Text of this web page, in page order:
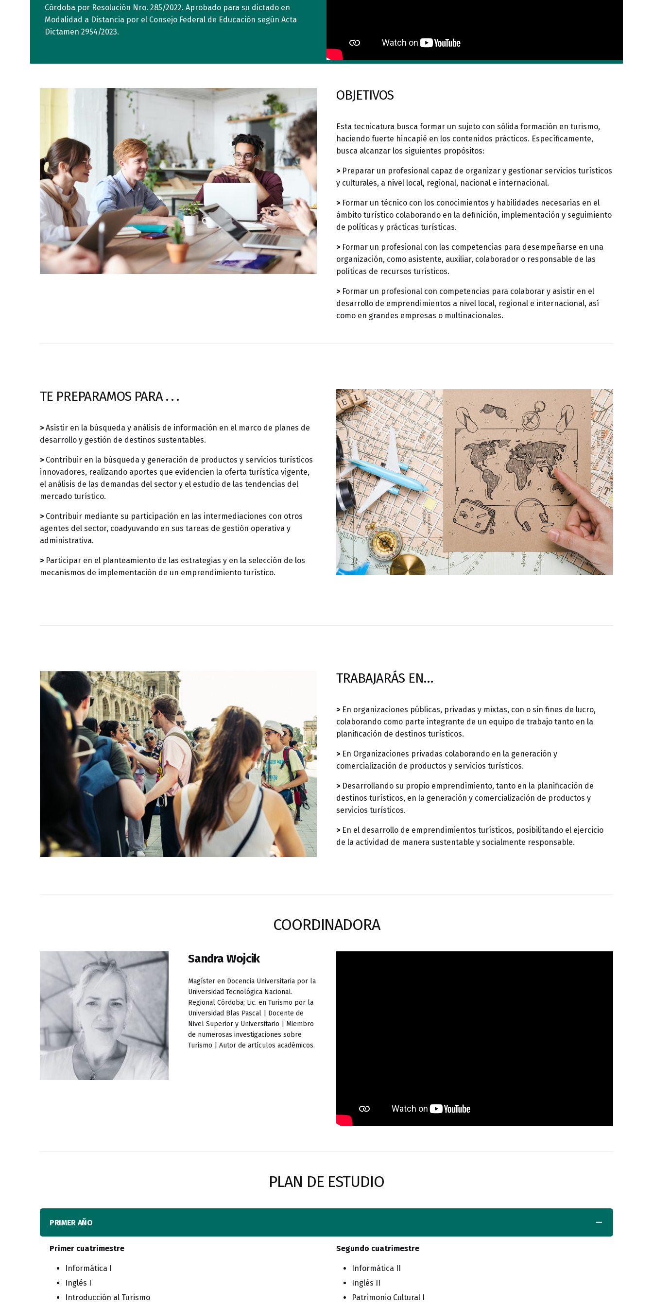
Córdoba por Resolución Nro. 285/2022. Aprobado para su dictado en
Modalidad a Distancia por el Consejo Federal de Educación según Acta
Dictamen 2954/2023.
OBJETIVOS
Esta tecnicatura busca formar un sujeto con sólida formación en turismo,
haciendo fuerte hincapié en los contenidos prácticos. Específicamente,
busca alcanzar los siguientes propósitos:
> Preparar un profesional capaz de organizar y gestionar servicios turísticos
y culturales, a nivel local, regional, nacional e internacional.
> Formar un técnico con los conocimientos y habilidades necesarias en el
ámbito turístico colaborando en la definición, implementación y seguimiento
de políticas y prácticas turísticas.
> Formar un profesional con las competencias para desempeñarse en una
organización, como asistente, auxiliar, colaborador o responsable de las
políticas de recursos turísticos.
> Formar un profesional con competencias para colaborar y asistir en el
desarrollo de emprendimientos a nivel local, regional e internacional, así
como en grandes empresas o multinacionales.
TE PREPARAMOS PARA . . .
> Asistir en la búsqueda y análisis de información en el marco de planes de
desarrollo y gestión de destinos sustentables.
> Contribuir en la búsqueda y generación de productos y servicios turísticos
innovadores, realizando aportes que evidencien la oferta turística vigente,
el análisis de las demandas del sector y el estudio de las tendencias del
mercado turístico.
> Contribuir mediante su participación en las intermediaciones con otros
agentes del sector, coadyuvando en sus tareas de gestión operativa y
administrativa.
> Participar en el planteamiento de las estrategias y en la selección de los
mecanismos de implementación de un emprendimiento turístico.
TRABAJARÁS EN…
> En organizaciones públicas, privadas y mixtas, con o sin fines de lucro,
colaborando como parte integrante de un equipo de trabajo tanto en la
planificación de destinos turísticos.
> En Organizaciones privadas colaborando en la generación y
comercialización de productos y servicios turísticos.
> Desarrollando su propio emprendimiento, tanto en la planificación de
destinos turísticos, en la generación y comercialización de productos y
servicios turísticos.
> En el desarrollo de emprendimientos turísticos, posibilitando el ejercicio
de la actividad de manera sustentable y socialmente responsable.
COORDINADORA
Sandra Wojcik
Magíster en Docencia Universitaria por la
Universidad Tecnológica Nacional.
Regional Córdoba; Lic. en Turismo por la
Universidad Blas Pascal | Docente de
Nivel Superior y Universitario | Miembro
de numerosas investigaciones sobre
Turismo | Autor de artículos académicos.
PLAN DE ESTUDIO
PRIMER AÑO
Primer cuatrimestre
Informática I
Inglés I
Introducción al Turismo
Segundo cuatrimestre
Informática II
Inglés II
Patrimonio Cultural I